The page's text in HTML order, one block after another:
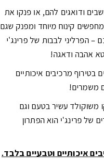
ודואגים להם, או פנקו את
קינוח מיוחד ומפנק שגם
– הפרליני לבבות של פרינג'י
אהבה ודאגה!
בטירוף מרכיבים איכותיים
משמרים!
משוקולד עשיר בטעם וגם
של פרינג'י הוא הפתרון
איכותיים וטבעיים בלבד.